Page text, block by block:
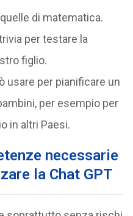
di matematica.
per testare la
figlio.
usare per pianificare un
per esempio per
in altri Paesi.
necessarie
la Chat GPT